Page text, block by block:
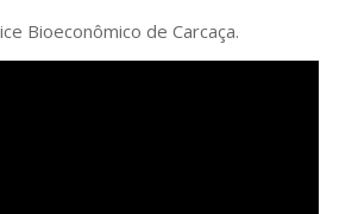
Bioeconômico de Carcaça.